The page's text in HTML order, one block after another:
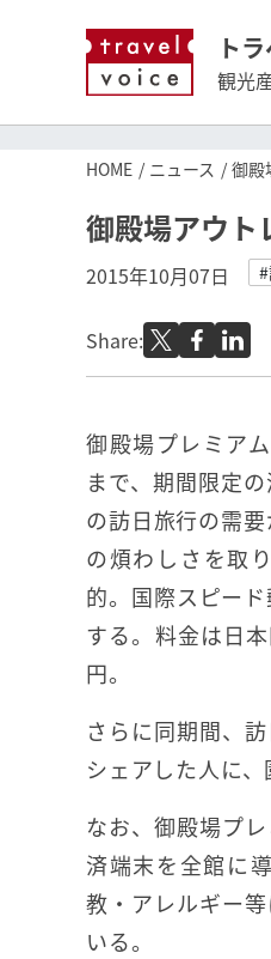
ト
観光
HOME ニュース 御殿
御殿場アウト
2015年10月07日
Share:
御殿場プレミア
まで、期間限定
の訪日旅行の需
の煩わしさを取
的。国際スピー
する。料金は日
円。
さらに同期間、
シェアした人に
なお、御殿場プ
済端末を全館に
教・アレルギー
いる。